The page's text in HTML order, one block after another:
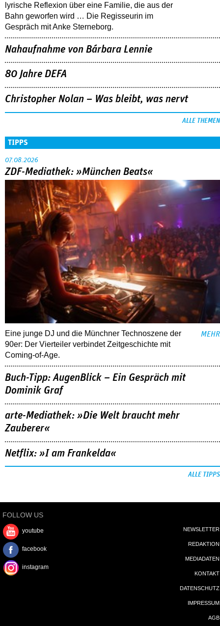
lyrische Reflexion über eine ­Familie, die aus der
Bahn geworfen wird … Die Regisseurin im
Gespräch mit Anke Sterneborg.
Nahaufnahme von Bárbara Lennie
80 Jahre DEFA
Christopher Nolan – Was bleibt, was nervt
ALLE THEMEN
TIPPS
07.08.2026
ZDF-Mediathek: »München Beats«
Eine junge DJ und die Münchner Technoszene der
90er: Der Vierteiler verbindet Zeitgeschichte mit
Coming-of-Age.
MEHR
Buch-Tipp: AugenBlick – Ein Gespräch mit
Dominik Graf
arte-Mediathek: »Die Welt braucht mehr
Zauberer«
Netflix: »I am Frankelda«
ALLE TIPPS
FOLLOW US
youtube
facebook
instagram
NEWSLETTER
REDAKTION
MEDIADATEN
KONTAKT
DATENSCHUTZ
IMPRESSUM
AGB